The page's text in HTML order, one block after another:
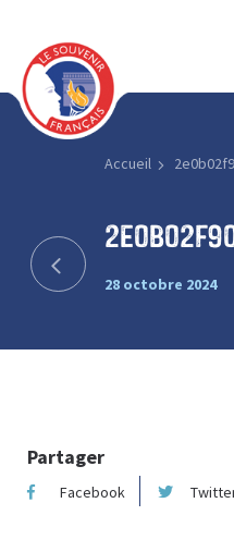
Accueil
28 octobre 2024
Partager
Facebook